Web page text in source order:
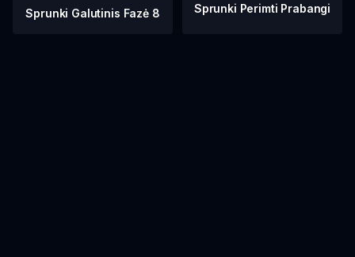
Sprunki Galutinis Fazė 8 Sprunki Perimti Prabangi